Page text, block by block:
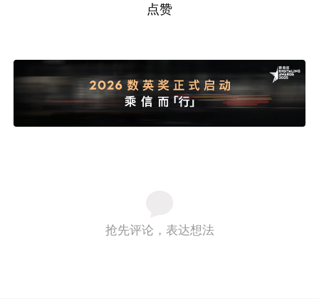
点赞
抢先评论，表达想法